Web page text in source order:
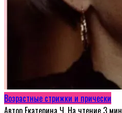
Возрастные стрижки и прически
Автор Екатерина Ч. На чтение 3 мин